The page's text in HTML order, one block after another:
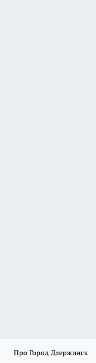
Про Город Дзержинск